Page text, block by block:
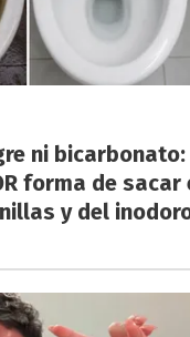
ni bicarbonato:
forma de sacar
y del